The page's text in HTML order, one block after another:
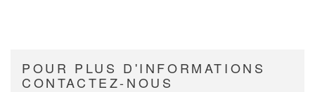
POUR PLUS D'INFORMATIONS
CONTACTEZ-NOUS